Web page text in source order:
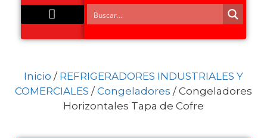
Inicio / REFRIGERADORES INDUSTRIALES Y
COMERCIALES / Congeladores / Congeladores
Horizontales Tapa de Cofre